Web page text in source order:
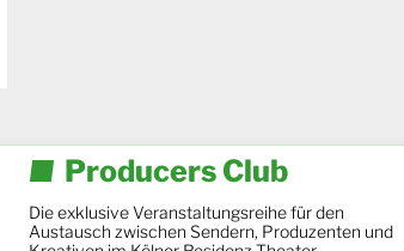
Producers Club
Die exklusive Veranstaltungsreihe für den
Austausch zwischen Sendern, Produzenten und